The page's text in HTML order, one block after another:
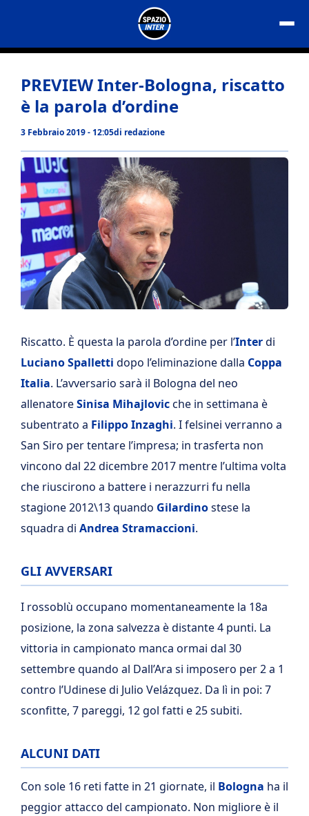
contenuto
PREVIEW Inter-Bologna, riscatto
è la parola d’ordine
3 Febbraio 2019 - 12:05di redazione
Riscatto. È questa la parola d’ordine per l’Interdi
Luciano Spalletti dopo l’eliminazione dalla Coppa
Italia. L’avversario sarà il Bologna del neo
allenatoreSinisa Mihajlovicche in settimana è
subentrato a FilippoInzaghi. I felsinei verranno a
San Siro per tentare l’impresa; in trasferta non
vincono dal 22 dicembre 2017 mentre l’ultima volta
che riuscirono a battere i nerazzurri fu nella
stagione 2012\13 quando Gilardinostese la
squadra di Andrea Stramaccioni.
GLI AVVERSARI
I rossoblù occupano momentaneamente la 18a
posizione, la zona salvezza è distante 4 punti. La
vittoria in campionato manca ormai dal 30
settembre quando al Dall’Ara si imposero per 2 a 1
contro l’Udinese di Julio Velázquez. Da lì in poi: 7
sconfitte, 7 pareggi, 12 gol fatti e 25 subiti.
ALCUNI DATI
Con sole 16 reti fatte in 21 giornate, il Bologna ha il
peggior attacco del campionato. Non migliore è il